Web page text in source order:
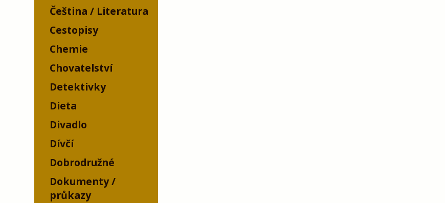
Čeština / Literatura
Cestopisy
Chemie
Chovatelství
Detektivky
Dieta
Divadlo
Dívčí
Dobrodružné
Dokumenty /
průkazy